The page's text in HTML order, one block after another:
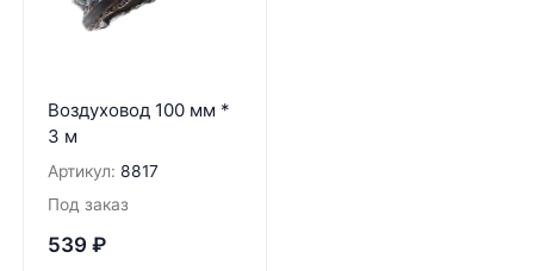
Воздуховод 100 мм *
3 м
Артикул: 8817
Под заказ
539 ₽